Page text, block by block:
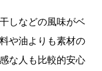
しなどの風味がベ
や油よりも素材の
な人も比較的安心